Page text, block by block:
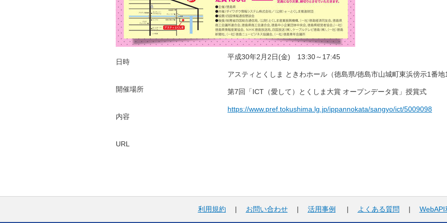
日時
平成30年2月2日(金) 13:30～17:45
開催場所
アスティとくしま ときわホール（徳島県/徳島市山城町東浜傍示1番地1
内容
第7回「ICT（愛して）とくしま大賞 オープンデータ賞」授賞式
URL
https://www.pref.tokushima.lg.jp/ippannokata/sangyo/ict/5009098
利用規約 | お問い合わせ| 活用事例 | よくある質問 | WebAPI